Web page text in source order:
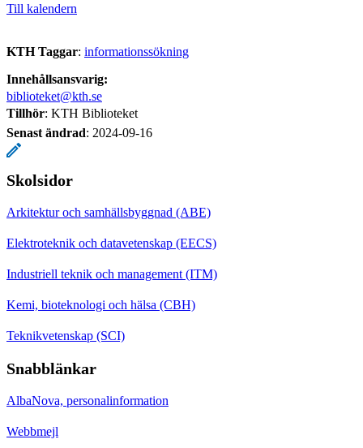
Till kalendern
KTH Taggar: informationssökning
Innehållsansvarig:
biblioteket@kth.se
Tillhör: KTH Biblioteket
Senast ändrad: 2024-09-16
Skolsidor
Arkitektur och samhällsbyggnad (ABE)
Elektroteknik och datavetenskap (EECS)
Industriell teknik och management (ITM)
Kemi, bioteknologi och hälsa (CBH)
Teknikvetenskap (SCI)
Snabblänkar
AlbaNova, personalinformation
Webbmejl